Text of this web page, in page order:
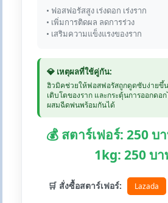
• ฟอสฟอรัสสูง เร่งดอก เร่งราก
• เพิ่มการติดผล ลดการร่วง
• เสริมความแข็งแรงของราก
💎 เหตุผลที่ใช้คู่กัน:
ฮิวมิคช่วยให้ฟอสฟอรัสถูกดูดซับง่ายขึ้น
เติบโตของราก และกระตุ้นการออกดอ
ผสมฉีดพ่นพร้อมกันได้
💰 สตาร์เฟอร์: 250
1kg: 250 บ
🛒 สั่งซื้อสตาร์เฟอร์: Lazada